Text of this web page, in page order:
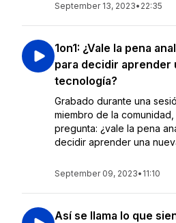
September 13, 2023• 22:35
1on1: ¿Vale la pena
para decidir aprender
tecnología?
Grabado durante una
miembro de la
pregunta: ¿vale la pena
decidir aprender una
September 09, 2023• 11:10
Así se llama lo que